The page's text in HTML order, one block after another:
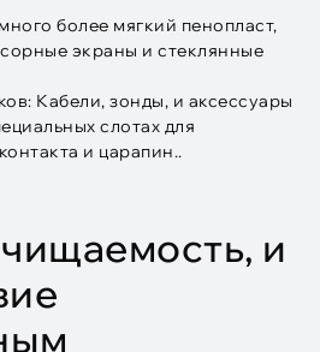
более мягкий пенопласт,
экраны и стеклянные
Кабели, зонды, и аксессуары
слотах для
и царапин..
и